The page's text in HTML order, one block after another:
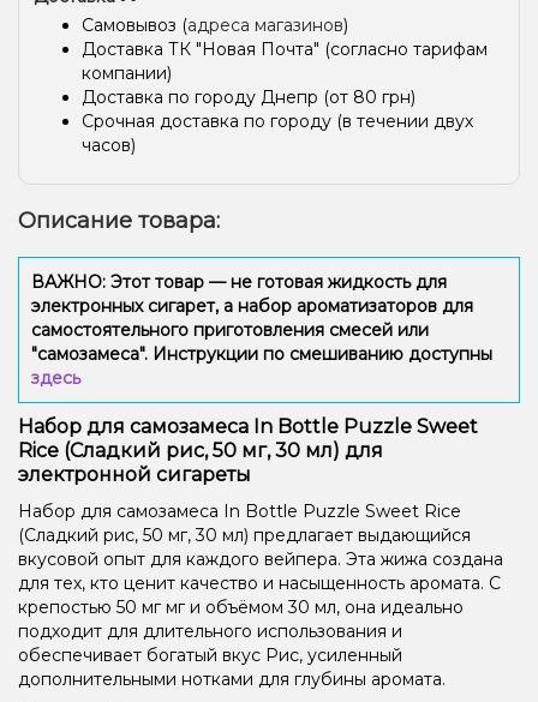
Самовывоз (адреса магазинов)
Доставка ТК "Новая Почта" (согласно тарифам
компании)
Доставка по городу Днепр (от 80 грн)
Срочная доставка по городу (в течении двух
часов)
Описание товара:
ВАЖНО: Этот товар — не готовая жидкость для
электронных сигарет, а набор ароматизаторов для
самостоятельного приготовления смесей или
"самозамеса". Инструкции по смешиванию доступны
здесь
Набор для самозамеса In Bottle Puzzle Sweet
Rice (Сладкий рис, 50 мг, 30 мл) для
электронной сигареты
Набор для самозамеса In Bottle Puzzle Sweet Rice
(Сладкий рис, 50 мг, 30 мл) предлагает выдающийся
вкусовой опыт для каждого вейпера. Эта жижа создана
для тех, кто ценит качество и насыщенность аромата. С
крепостью 50 мг мг и объёмом 30 мл, она идеально
подходит для длительного использования и
обеспечивает богатый вкус Рис, усиленный
дополнительными нотками для глубины аромата.